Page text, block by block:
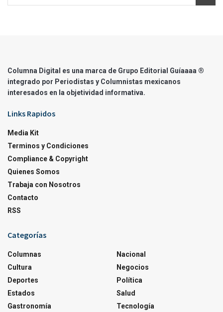
Columna Digital es una marca de Grupo Editorial Guíaaaa ®
integrado por Periodistas y Columnistas mexicanos
interesados en la objetividad informativa.
Links Rapidos
Media Kit
Terminos y Condiciones
Compliance & Copyright
Quienes Somos
Trabaja con Nosotros
Contacto
RSS
Categorías
Columnas
Cultura
Deportes
Estados
Gastronomía
Nacional
Negocios
Política
Salud
Tecnología